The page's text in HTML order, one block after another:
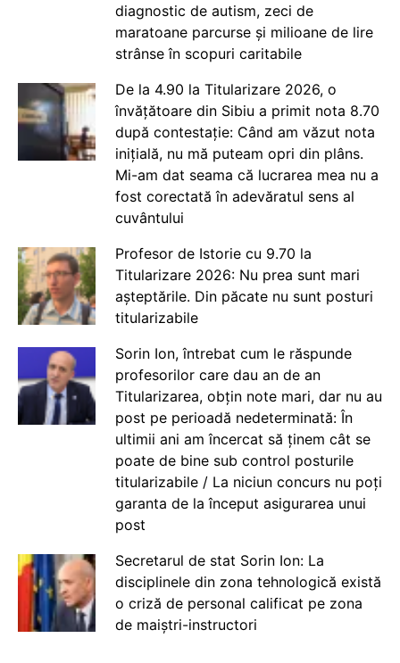
diagnostic de autism, zeci de
maratoane parcurse și milioane de lire
strânse în scopuri caritabile
De la 4.90 la Titularizare 2026, o
învățătoare din Sibiu a primit nota 8.70
după contestație: Când am văzut nota
inițială, nu mă puteam opri din plâns.
Mi-am dat seama că lucrarea mea nu a
fost corectată în adevăratul sens al
cuvântului
Profesor de Istorie cu 9.70 la
Titularizare 2026: Nu prea sunt mari
așteptările. Din păcate nu sunt posturi
titularizabile
Sorin Ion, întrebat cum le răspunde
profesorilor care dau an de an
Titularizarea, obțin note mari, dar nu au
post pe perioadă nedeterminată: În
ultimii ani am încercat să ținem cât se
poate de bine sub control posturile
titularizabile / La niciun concurs nu poți
garanta de la început asigurarea unui
post
Secretarul de stat Sorin Ion: La
disciplinele din zona tehnologică există
o criză de personal calificat pe zona
de maiștri-instructori